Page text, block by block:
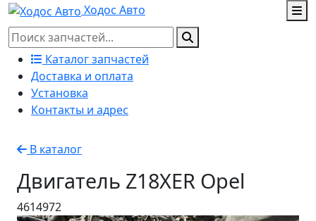
Ходос Авто
Каталог запчастей
Доставка и оплата
Установка
Контакты и адрес
В каталог
Двигатель Z18XER Opel
4614972